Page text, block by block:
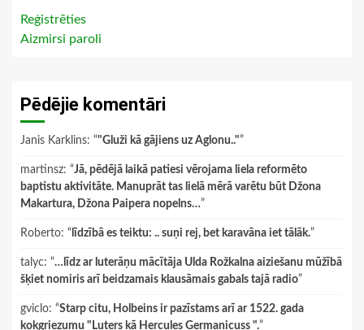
Reģistrēties
Aizmirsi paroli
Pēdējie komentāri
Janis Karklins: “"Gluži kā gājiens uz Aglonu.."”
martinsz: “Jā, pēdējā laikā patiesi vērojama liela reformēto
baptistu aktivitāte. Manuprāt tas lielā mērā varētu būt Džona
Makartura, Džona Paipera nopelns…”
Roberto: “ līdzībā es teiktu: .. suņi rej, bet karavāna iet tālāk.”
talyc: “…līdz ar luterāņu mācītāja Ulda Rožkalna aiziešanu mūžībā
šķiet nomiris arī beidzamais klausāmais gabals tajā radio”
gviclo: “Starp citu, Holbeins ir pazīstams arī ar 1522. gada
kokgriezumu "Luters kā Hercules Germanicuss ".”